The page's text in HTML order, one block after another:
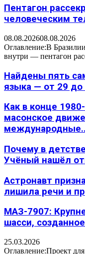
Пентагон
человеческим
08.08.202608.08.2026
Оглавление:В
внутри — пентагон
Найдены пять
языка — от 29 до
Как в конце
масонское
Почему в
Учёный нашёл
Астронавт
лишила речи и
МАЗ-7907:
шасси,
25.03.2026
Оглавление:Проект